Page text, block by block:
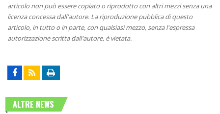
articolo non può essere copiato o riprodotto con altri mezzi senza una
licenza concessa dall'autore. La riproduzione pubblica di questo
articolo, in tutto o in parte, con qualsiasi mezzo, senza l'espressa
autorizzazione scritta dall'autore, è vietata.
ALTRE NEWS